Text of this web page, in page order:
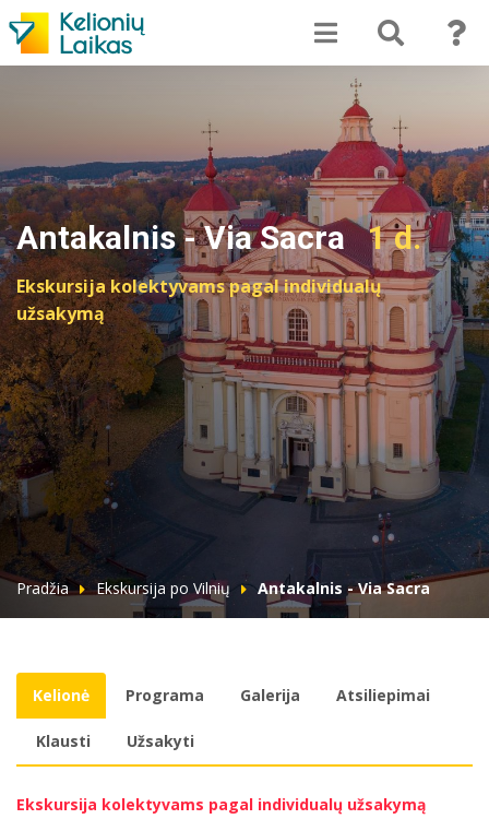
Antakalnis - Via Sacra 1 d.
Ekskursija kolektyvams pagal individualų
užsakymą
Pradžia Ekskursija po Vilnių Antakalnis - Via Sacra
Kelionė Programa Galerija Atsiliepimai
Klausti Užsakyti
Ekskursija kolektyvams pagal individualų užsakymą